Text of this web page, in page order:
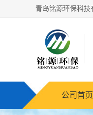
公司首页